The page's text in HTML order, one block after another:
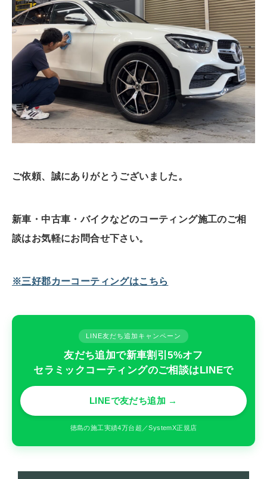
ご依頼、誠にありがとうございました。
新車・中古車・バイクなどのコーティング施工のご相
談はお気軽にお問合せ下さい。
※三好郡カーコーティングはこちら
LINE友だち追加キャンペーン
友だち追加で新車割引5%オフ
セラミックコーティングのご相談はLINEで
LINEで友だち追加 →
徳島の施工実績4万台超／SystemX正規店